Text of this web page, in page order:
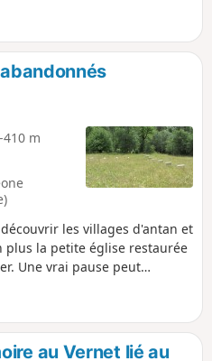
-410 m
les villages d'antan et
plus la petite église restaurée
Une vrai pause peut
au Vernet lié au